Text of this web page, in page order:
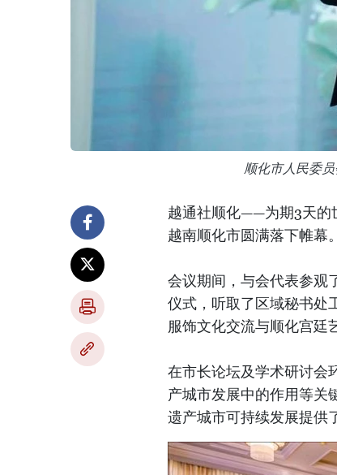
顺化市人民委
越通社顺化——为期3天的
越南顺化市圆满落下帷幕。
会议期间，与会代表参观
仪式，听取了区域秘书处
服饰文化交流与顺化宫廷
在市长论坛及学术研讨会
产城市发展中的作用等关
遗产城市可持续发展提供